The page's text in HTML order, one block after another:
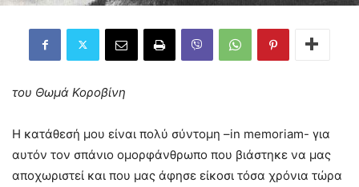
του Θωμά Κοροβίνη
Η κατάθεσή μου είναι πολύ σύντομη –in memoriam- για
αυτόν τον σπάνιο ομορφάνθρωπο που βιάστηκε να μας
αποχωριστεί και που μας άφησε είκοσι τόσα χρόνια τώρα